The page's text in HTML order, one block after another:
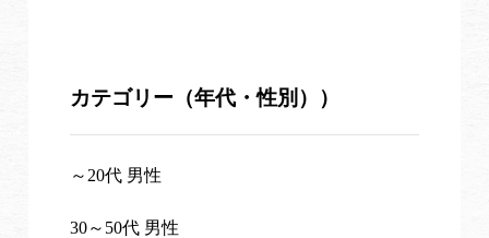
カテゴリー（年代・性別））
～20代 男性
30～50代 男性